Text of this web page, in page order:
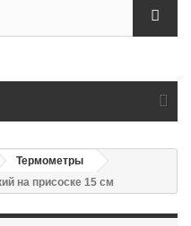
Термометры
на присоске 15 см